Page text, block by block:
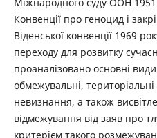
Конвенції про геноцид і
Віденської конвенції 1969
переходу для розвитку
проаналізовано основні
обмежувальні,
невизнання, а також
відмежування від заяв про
критерієм такого